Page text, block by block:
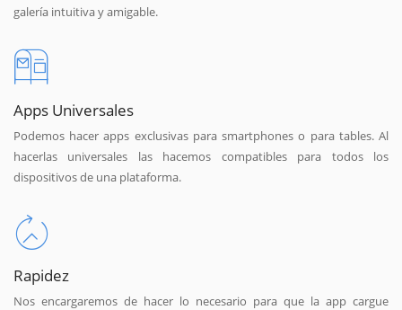
galería intuitiva y amigable.
Apps Universales
Podemos hacer apps exclusivas para smartphones o para tables. Al
hacerlas universales las hacemos compatibles para todos los
dispositivos de una plataforma.
Rapidez
Nos encargaremos de hacer lo necesario para que la app cargue